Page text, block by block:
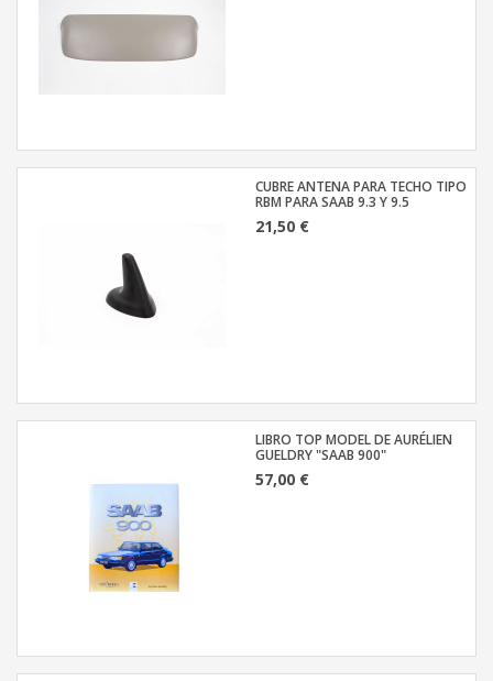
CUBRE ANTENA PARA TECHO TIPO
RBM PARA SAAB 9.3 Y 9.5
21,50 €
LIBRO TOP MODEL DE AURÉLIEN
GUELDRY "SAAB 900"
57,00 €